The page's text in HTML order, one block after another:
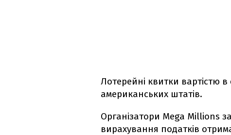
Лотерейні квитки вартістю
американських штатів.
Організатори Mega Millions
вирахування податків